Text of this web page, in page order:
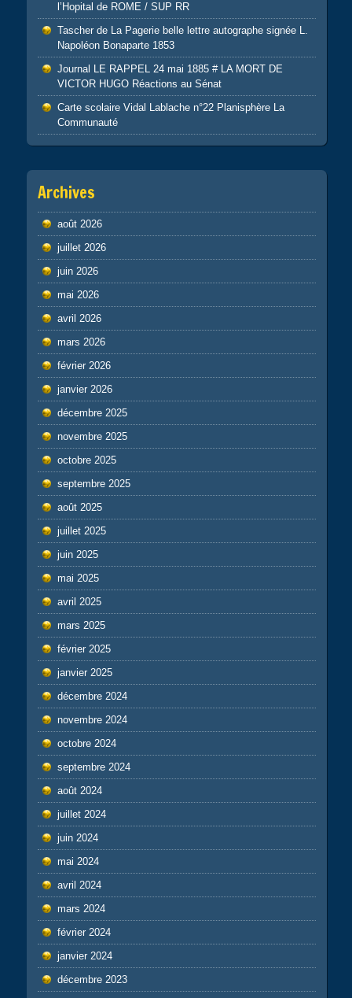
l’Hopital de ROME / SUP RR
Tascher de La Pagerie belle lettre autographe signée L.
Napoléon Bonaparte 1853
Journal LE RAPPEL 24 mai 1885 # LA MORT DE
VICTOR HUGO Réactions au Sénat
Carte scolaire Vidal Lablache n°22 Planisphère La
Communauté
Archives
août 2026
juillet 2026
juin 2026
mai 2026
avril 2026
mars 2026
février 2026
janvier 2026
décembre 2025
novembre 2025
octobre 2025
septembre 2025
août 2025
juillet 2025
juin 2025
mai 2025
avril 2025
mars 2025
février 2025
janvier 2025
décembre 2024
novembre 2024
octobre 2024
septembre 2024
août 2024
juillet 2024
juin 2024
mai 2024
avril 2024
mars 2024
février 2024
janvier 2024
décembre 2023